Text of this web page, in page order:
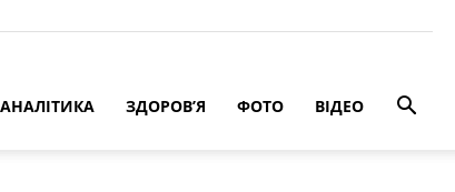
АНАЛІТИКА ЗДОРОВ’Я ФОТО ВІДЕО